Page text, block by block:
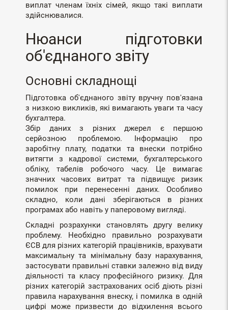
виплат членам їхніх сімей, якщо такі виплати
здійснювалися.
Нюанси підготовки
об'єднаного звіту
Основні складнощі
Підготовка об'єднаного звіту вручну пов'язана
з низкою викликів, які вимагають уваги та часу
бухгалтера.
Збір даних з різних джерел є першою
серйозною проблемою. Інформацію про
заробітну плату, податки та внески потрібно
витягти з кадрової системи, бухгалтерського
обліку, табелів робочого часу. Це вимагає
значних часових витрат та підвищує ризик
помилок при перенесенні даних. Особливо
складно, коли дані зберігаються в різних
програмах або навіть у паперовому вигляді.
Складні розрахунки становлять другу велику
проблему. Необхідно правильно розрахувати
ЄСВ для різних категорій працівників, врахувати
максимальну та мінімальну базу нарахування,
застосувати правильні ставки залежно від виду
діяльності та класу професійного ризику. Для
різних категорій застрахованих осіб діють різні
правила нарахування внеску, і помилка в одній
цифрі може призвести до відхилення всього